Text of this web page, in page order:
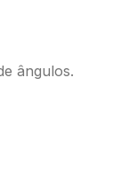
ângulos.